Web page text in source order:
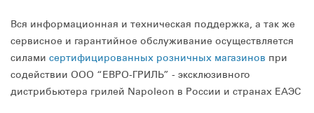
Вся информационная и техническая поддержка, а так же
сервисное и гарантийное обслуживание осуществляется
силами сертифицированных розничных магазинов при
содействии ООО “ЕВРО-ГРИЛЬ” - эксклюзивного
дистрибьютера грилей Napoleon в России и странах ЕАЭС